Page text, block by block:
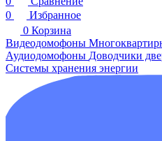
0
Избранное
0 Корзина
Видеодомофоны
Аудиодомофоны Доводчики
Системы хранения энергии